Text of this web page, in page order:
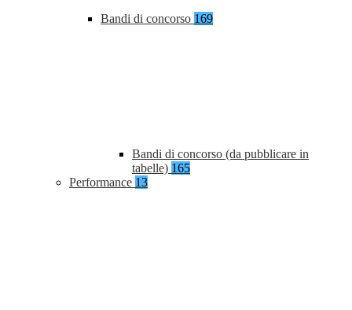
Bandi di concorso 169
Bandi di concorso (da pubblicare in
tabelle) 165
Performance 13